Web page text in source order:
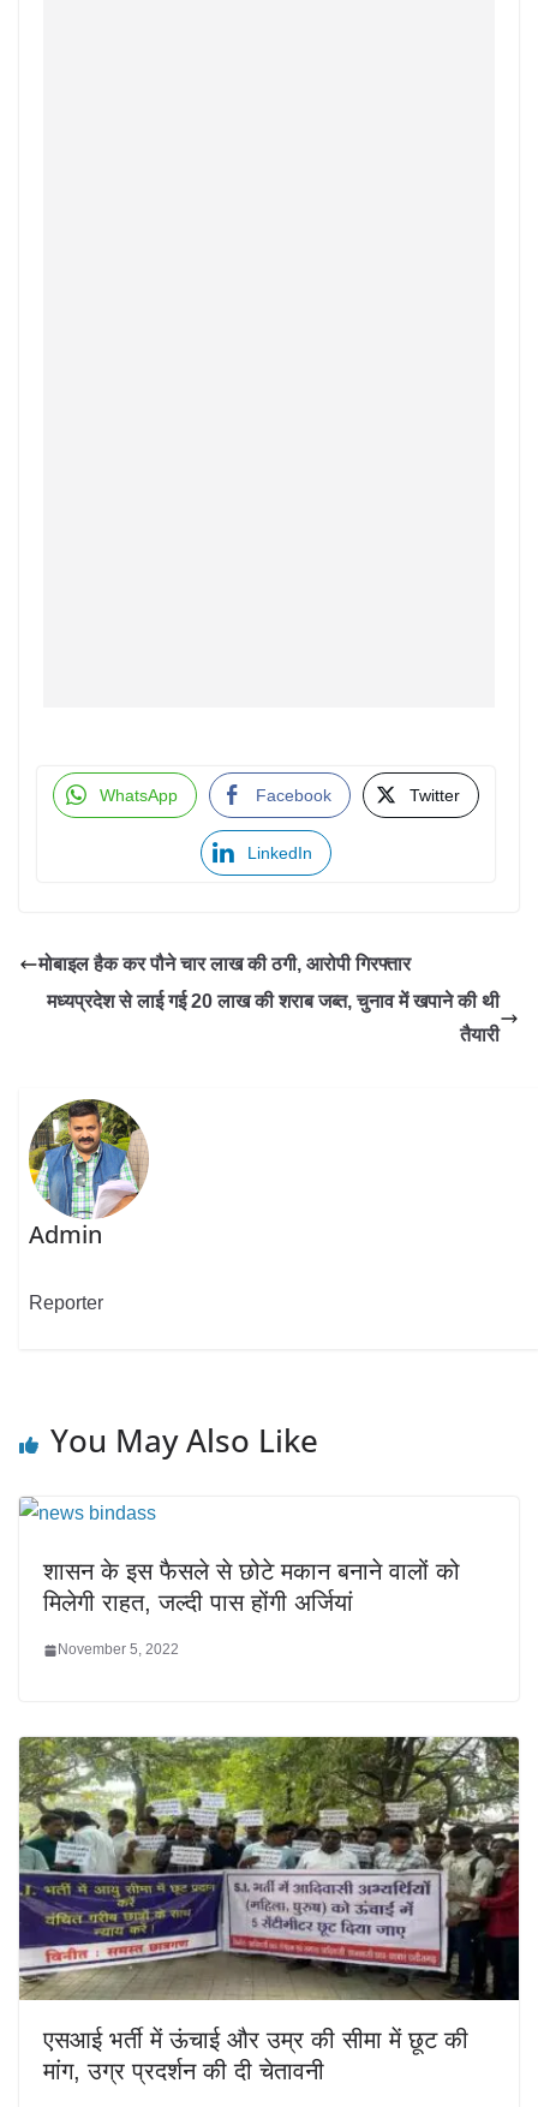
WhatsApp Facebook Twitter
LinkedIn
मोबाइल हैक कर पौने चार लाख की ठगी, आरोपी गिरफ्तार
मध्यप्रदेश से लाई गई 20 लाख की शराब जब्त, चुनाव में खपाने की थी
तैयारी
Admin
Reporter
You May Also Like
शासन के इस फैसले से छोटे मकान बनाने वालों को
मिलेगी राहत, जल्दी पास होंगी अर्जियां
November 5, 2022
एसआई भर्ती में ऊंचाई और उम्र की सीमा में छूट की
मांग, उग्र प्रदर्शन की दी चेतावनी